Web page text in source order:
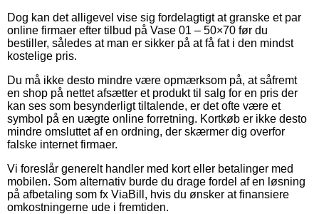
Dog kan det alligevel vise sig fordelagtigt at granske et par
online firmaer efter tilbud på Vase 01 – 50×70 før du
bestiller, således at man er sikker på at få fat i den mindst
kostelige pris.
Du må ikke desto mindre være opmærksom på, at såfremt
en shop på nettet afsætter et produkt til salg for en pris der
kan ses som besynderligt tiltalende, er det ofte være et
symbol på en uægte online forretning. Kortkøb er ikke desto
mindre omsluttet af en ordning, der skærmer dig overfor
falske internet firmaer.
Vi foreslår generelt handler med kort eller betalinger med
mobilen. Som alternativ burde du drage fordel af en løsning
på afbetaling som fx ViaBill, hvis du ønsker at finansiere
omkostningerne ude i fremtiden.